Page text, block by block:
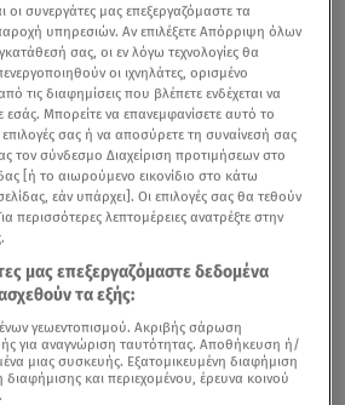
οι συνεργάτες μας επεξεργαζόμαστε τα
υπηρεσιών. Αν επιλέξετε Απόρριψη όλων
σας, οι εν λόγω τεχνολογίες θα
οι ιχνηλάτες, ορισμένο
τις διαφημίσεις που βλέπετε ενδέχεται να
εσάς. Μπορείτε να επανεμφανίσετε αυτό το
επιλογές σας ή να αποσύρετε τη συναίνεσή σας
τον σύνδεσμο Διαχείριση προτιμήσεων στο
[ή το αιωρούμενο εικονίδιο στο κάτω
εάν υπάρχει]. Οι επιλογές σας θα τεθούν
περισσότερες λεπτομέρειες ανατρέξτε στην
μας επεξεργαζόμαστε δεδομένα
τα εξής:
γεωεντοπισμού. Ακριβής σάρωση
για αναγνώριση ταυτότητας. Αποθήκευση ή/
μιας συσκευής. Εξατομικευμένη διαφήμιση
διαφήμισης και περιεχομένου, έρευνα κοινού